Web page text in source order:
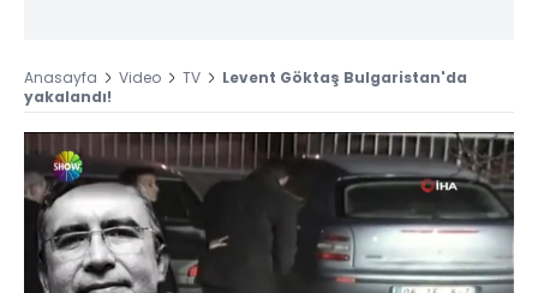
Anasayfa Video TV
Levent Göktaş Bulgaristan'da
yakalandı!